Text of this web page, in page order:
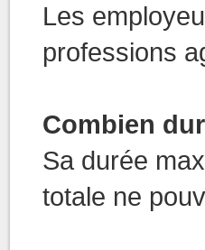
Les
professions
Combien
Sa durée
totale ne